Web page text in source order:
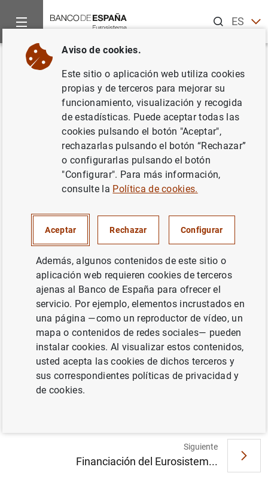
ESEN
Inicio Noticias y eventos
Volver
Estados financieros públicos
primarios individuales de las
entidades de crédito (tercer
trimestre de 2025)
Actualización trimestral de los estados financieros
públicos primarios
individualesde las entidades de
pérdidas y ganancias, el estado de ingresos y gastos
reconocidos, el estado total de cambios en el patrimonio
neto y el estado de flujos de efectivo.
Estados financieros públicos primarios de las
entidades de crédito
Información
Siguiente
Financiación del Eurosistem...
Aviso de cookies.
Este sitio o aplicación web utiliza cookies
propias y de terceros para mejorar su
funcionamiento, visualización y recogida
de estadísticas. Puede aceptar todas las
cookies pulsando el botón "Aceptar",
rechazarlas pulsando el botón “Rechazar”
o configurarlas pulsando el botón
"Configurar". Para más información,
consulte la Política de cookies.
Aceptar Rechazar Configurar
Además, algunos contenidos de este sitio o
aplicación web requieren cookies de terceros
ajenas al Banco de España para ofrecer el
servicio. Por ejemplo, elementos incrustados en
una página —como un reproductor de vídeo, un
mapa o contenidos de redes sociales— pueden
instalar cookies. Al visualizar estos contenidos,
usted acepta las cookies de dichos terceros y
sus correspondientes políticas de privacidad y
de cookies.